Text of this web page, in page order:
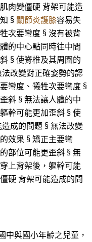
肉變僵硬 背架可能造
§ 關節炎護膝容易失
次要彎度 § 沒有被背
的中心點同時往中間
§ 使脊椎及其周圍的
改變對正確姿勢的認
彎度、犧牲次要彎度 §
斜 § 無法讓人體的中
幹可能更加歪斜 § 使
成的問題 § 無法改變
效果 § 矯正主要彎
部位可能更歪斜 § 無
上背架後，軀幹可能
硬 背架可能造成的問
中與國小年齡之兒童，